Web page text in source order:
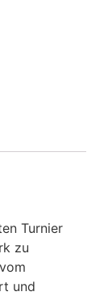
Turnier
zu
und